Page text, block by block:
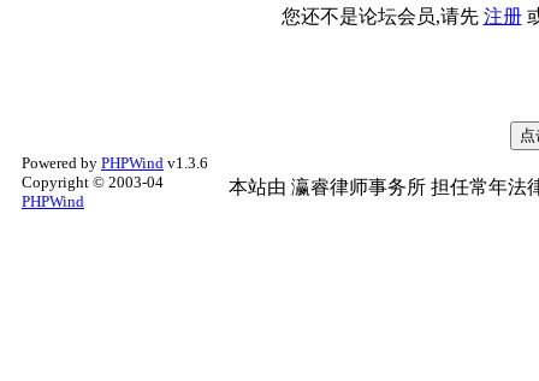
您还不是论坛会员,请先 注册
Powered by PHPWind v1.3.6
Copyright © 2003-04
PHPWind
本站由 瀛睿律师事务所 担任常年法